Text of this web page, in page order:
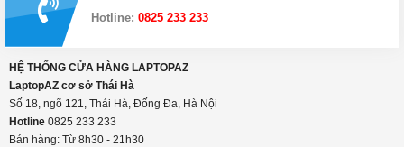
Hotline: 0825 233 233
HỆ THỐNG CỬA HÀNG LAPTOPAZ
LaptopAZ cơ sở Thái Hà
Số 18, ngõ 121, Thái Hà, Đống Đa, Hà Nội
Hotline 0825 233 233
Bán hàng: Từ 8h30 - 21h30